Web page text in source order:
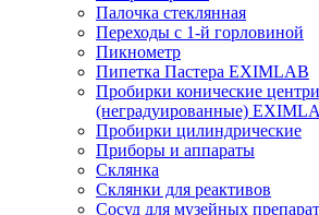
Палочка стеклянная
Переходы с 1-й горловиной
Пикнометр
Пипетка Пастера EXIMLAB
Пробирки конические
(неградуированные)
Пробирки цилиндрические
Приборы и аппараты
Склянка
Склянки для реактивов
Сосуд для музейных